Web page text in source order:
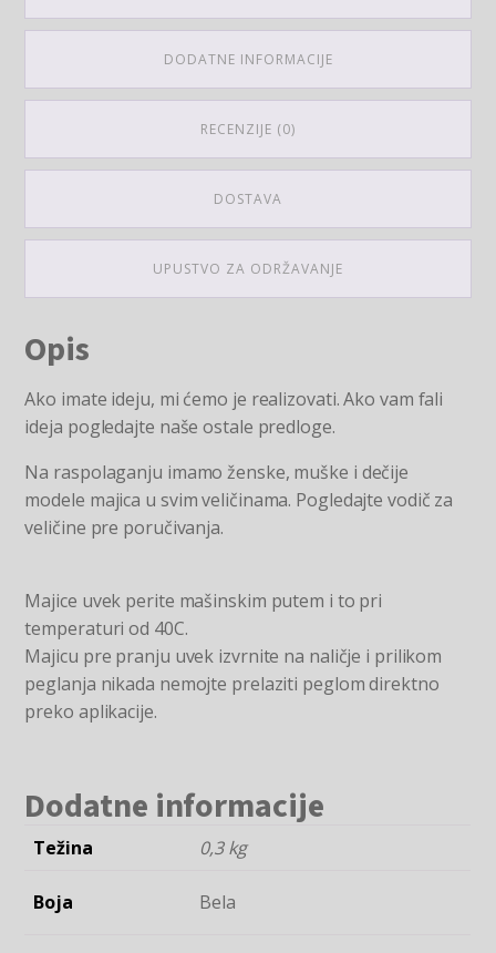
DODATNE INFORMACIJE
RECENZIJE (0)
DOSTAVA
UPUSTVO ZA ODRŽAVANJE
Opis
Ako imate ideju, mi ćemo je realizovati. Ako vam fali
ideja pogledajte naše ostale predloge.
Na raspolaganju imamo ženske, muške i dečije
modele majica u svim veličinama. Pogledajte vodič za
veličine pre poručivanja.
Majice uvek perite mašinskim putem i to pri
temperaturi od 40C.
Majicu pre pranju uvek izvrnite na naličje i prilikom
peglanja nikada nemojte prelaziti peglom direktno
preko aplikacije.
Dodatne informacije
Težina 0,3 kg
Boja Bela